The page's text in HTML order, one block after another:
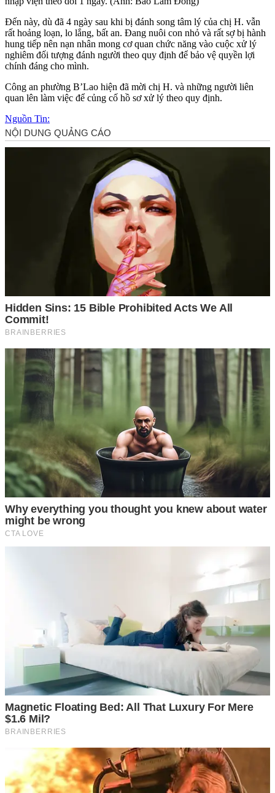
Đến này, dù đã 4 ngày sau khi bị đánh song tâm lý của chị H. vẫn
rất hoảng loạn, lo lắng, bất an. Đang nuôi con nhỏ và rất sợ bị hành
hung tiếp nên nạn nhân mong cơ quan chức năng vào cuộc xử lý
nghiêm đối tượng đánh người theo quy định để bảo vệ quyền lợi
chính đáng cho mình.
Công an phường B’Lao hiện đã mời chị H. và những người liên
quan lên làm việc để củng cố hồ sơ xử lý theo quy định.
Nguồn Tin: